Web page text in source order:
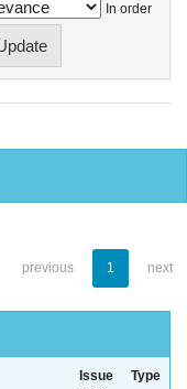
In order
previous 1 next
Issue
Type